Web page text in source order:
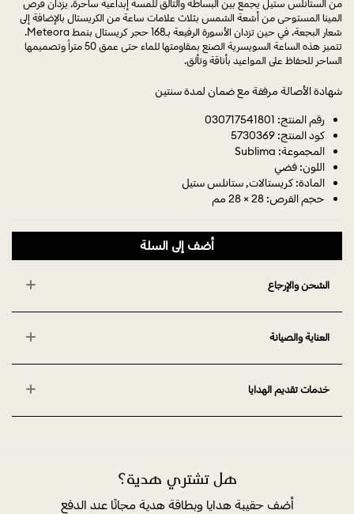
من الستانلس ستيل يجمع بين البساطة والتألق للمسة إبداعية ساحرة. يزدان قرص
المينا المستوحى من أشعة الشمس بثلاث علامات ساعة من الكريستال بالإضافة إلى
شعار البجعة، في حين تزدان الأسورة الرفيعة بـ168 حجر كريستال بنمط Meteora.
تتميز هذه الساعة السويسرية الصنع بمقاومتها للماء حتى عمق 50 متراً وتصميمها
الساحر للحفاظ على المواعيد بأناقة وتألق.
شهادة الأصالة مرفقة مع ضمان لمدة سنتين
رقم المنتج: 030717541801
كود المنتج: 5730369
المجموعة: Sublima
اللون: فضي
المادة: كريستالات, ستانلس ستيل
حجم القرص: 28 × 28 مم
أضف إلى السلة
الشحن والإرجاع
العناية والصيانة
خدمات تقديم الهدايا
هل تشتري هدية؟
أضف حقيبة هدايا وبطاقة هدية مجانًا عند الدفع